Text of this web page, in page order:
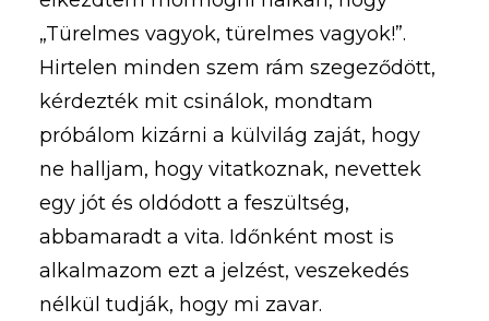
„Türelmes vagyok, türelmes vagyok!”.
Hirtelen minden szem rám szegeződött,
kérdezték mit csinálok, mondtam
próbálom kizárni a külvilág zaját, hogy
ne halljam, hogy vitatkoznak, nevettek
egy jót és oldódott a feszültség,
abbamaradt a vita. Időnként most is
alkalmazom ezt a jelzést, veszekedés
nélkül tudják, hogy mi zavar.